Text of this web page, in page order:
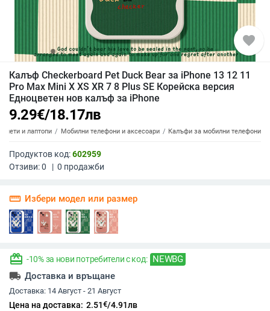
favorite
Калъф Checkerboard Pet Duck Bear за iPhone 13 12 11
Pro Max Mini X XS XR 7 8 Plus SE Корейска версия
Едноцветен нов калъф за iPhone
9.29€/18.17лв
и лаптопи Мобилни телефони и аксесоари Калъфи за мобилни телефони
Продуктов код:602959
Отзиви:0 | 0 продажби
straighten Избери модел или размер
redeem -10% за нови потребители с код: NEWBG
local_shipping Доставка и връщане
Доставка: 14 Август - 21 Август
Цена на доставка: 2.51€/4.91лв